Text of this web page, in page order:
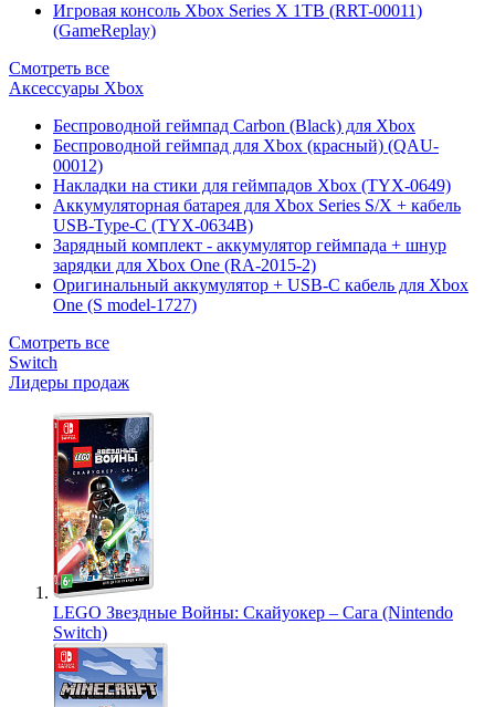
Игровая консоль Xbox Series X 1TB (RRT-00011)
(GameReplay)
Смотреть все
Аксессуары Xbox
Беспроводной геймпад Carbon (Black) для Xbox
Беспроводной геймпад для Xbox (красный) (QAU-
00012)
Накладки на стики для геймпадов Xbox (TYX-0649)
Аккумуляторная батарея для Xbox Series S/X + кабель
USB-Type-C (TYX-0634B)
Зарядный комплект - аккумулятор геймпада + шнур
зарядки для Xbox One (RA-2015-2)
Оригинальный аккумулятор + USB-C кабель для Xbox
One (S model-1727)
Смотреть все
Switch
Лидеры продаж
LEGO Звездные Войны: Скайуокер – Сага (Nintendo
Switch)